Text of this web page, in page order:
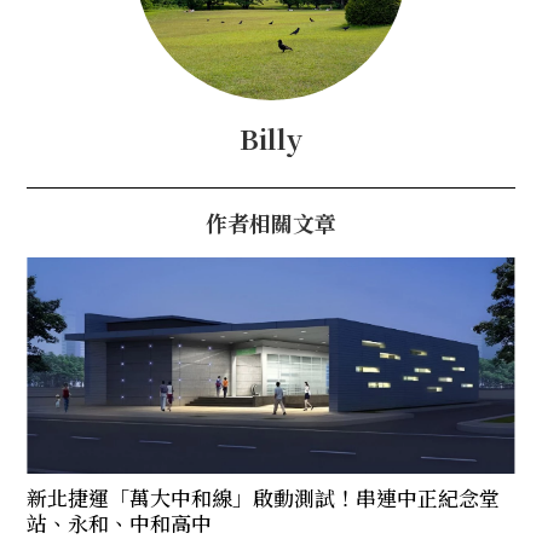
Billy
作者相關文章
新北捷運「萬大中和線」啟動測試！串連中正紀念堂
站、永和、中和高中